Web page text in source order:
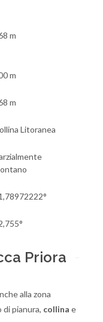
m
m
m
Litoranea
Priora
alla zona
di pianura, collina e